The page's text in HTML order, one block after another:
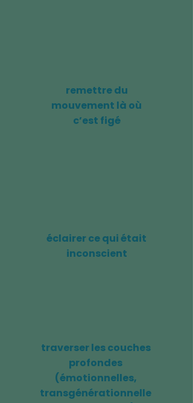
remettre du
mouvement là où
c’est figé
éclairer ce qui était
inconscient
traverser les couches
profondes
(émotionnelles,
transgénérationnelle